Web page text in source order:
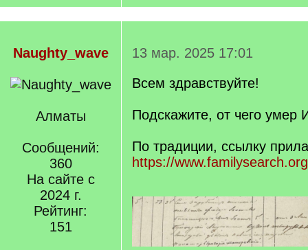
Naughty_wave
Алматы
Сообщений:
360
На сайте с
2024 г.
Рейтинг:
151
13 мар. 2025 17:01
Всем здравствуйте!
Подскажите, от чего умер
По традиции, ссылку
https://